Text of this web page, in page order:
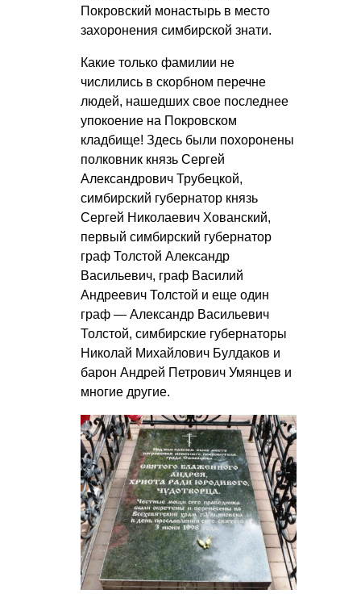
Покровский монастырь в место
захоронения симбирской знати.
Какие только фамилии не
числились в скорбном перечне
людей, нашедших свое последнее
упокоение на Покровском
кладбище! Здесь были похоронены
полковник князь Сергей
Александрович Трубецкой,
симбирский губернатор князь
Сергей Николаевич Хованский,
первый симбирский губернатор
граф Толстой Александр
Васильевич, граф Василий
Андреевич Толстой и еще один
граф — Александр Васильевич
Толстой, симбирские губернаторы
Николай Михайлович Булдаков и
барон Андрей Петрович Умянцев и
многие другие.